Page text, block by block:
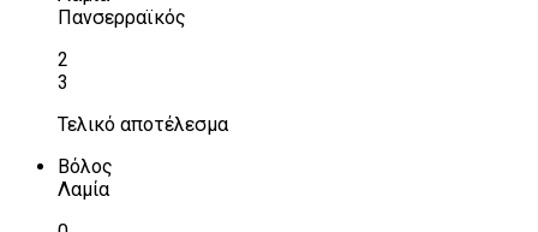
Πανσερραϊκός
2
3
Τελικό αποτέλεσμα
Βόλος
Λαμία